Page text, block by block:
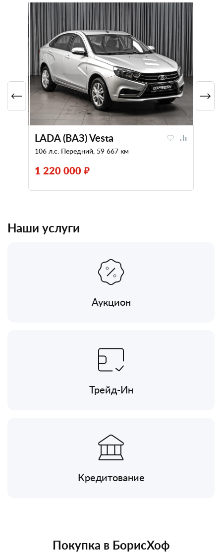
LADA (ВАЗ) Vesta
106 л.с. Передний, 59 667 км
1 220 000 ₽
Наши услуги
Аукцион
Трейд-Ин
Кредитование
Покупка в БорисХоф